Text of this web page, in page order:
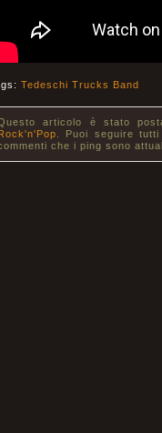
Tedeschi Trucks Band
articolo è stato
. Puoi seguire
che i ping sono